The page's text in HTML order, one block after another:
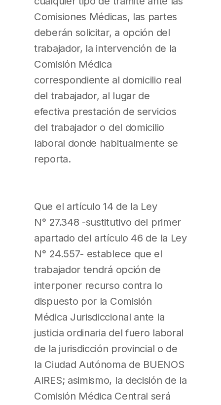
Comisiones Médicas, las partes
deberán solicitar, a opción del
trabajador, la intervención de la
Comisión Médica
correspondiente al domicilio real
del trabajador, al lugar de
efectiva prestación de servicios
del trabajador o del domicilio
laboral donde habitualmente se
reporta.
Que el artículo 14 de la Ley
N° 27.348 -sustitutivo del primer
apartado del artículo 46 de la Ley
N° 24.557- establece que el
trabajador tendrá opción de
interponer recurso contra lo
dispuesto por la Comisión
Médica Jurisdiccional ante la
justicia ordinaria del fuero laboral
de la jurisdicción provincial o de
la Ciudad Autónoma de BUENOS
AIRES; asimismo, la decisión de la
Comisión Médica Central será